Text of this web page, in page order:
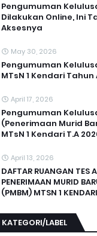
Pengumuman
Dilakukan Online, Ini
Aksesnya
May 30, 2026
Pengumuman
MTsN 1 Kendari
April 17, 2026
Pengumuman
(Penerimaan Murid
MTsN 1 Kendari T.A
April 13, 2026
DAFTAR RUANGAN TES
PENERIMAAN MURID
(PMBM) MTSN 1 KENDARI
KATEGORI/LABEL